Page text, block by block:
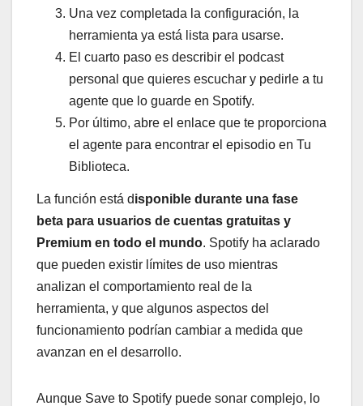
Una vez completada la configuración, la
herramienta ya está lista para usarse.
El cuarto paso es describir el podcast
personal que quieres escuchar y pedirle a tu
agente que lo guarde en Spotify.
Por último, abre el enlace que te proporciona
el agente para encontrar el episodio en Tu
Biblioteca.
La función está disponible durante una fase
beta para usuarios de cuentas gratuitas y
Premium en todo el mundo. Spotify ha aclarado
que pueden existir límites de uso mientras
analizan el comportamiento real de la
herramienta, y que algunos aspectos del
funcionamiento podrían cambiar a medida que
avanzan en el desarrollo.
Aunque Save to Spotify puede sonar complejo, lo